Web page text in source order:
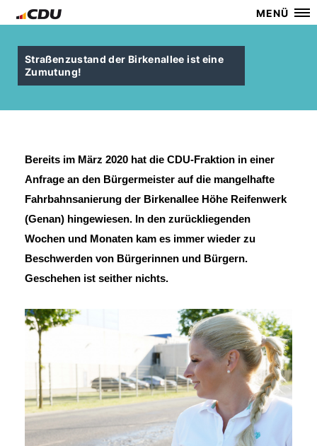
MENÜ
Straßenzustand der Birkenallee ist eine
Zumutung!
Bereits im März 2020 hat die CDU-Fraktion in einer
Anfrage an den Bürgermeister auf die mangelhafte
Fahrbahnsanierung der Birkenallee Höhe Reifenwerk
(Genan) hingewiesen. In den zurückliegenden
Wochen und Monaten kam es immer wieder zu
Beschwerden von Bürgerinnen und Bürgern.
Geschehen ist seither nichts.